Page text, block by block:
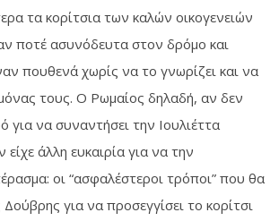
τα κορίτσια των καλών οικογενειών
ποτέ ασυνόδευτα στον δρόμο και
πουθενά χωρίς να το γνωρίζει και να
τους. Ο Ρωμαίος δηλαδή, αν δεν
για να συναντήσει την Ιουλιέττα
άλλη ευκαιρία για να την
οι “ασφαλέστεροι τρόποι” που θα
για να προσεγγίσει το κορίτσι